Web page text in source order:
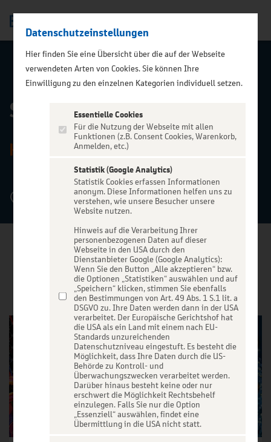
ZURÜCK ZUR STARTSEITE
Schützenplatz Hannover
HANNOVER
Am Schützenplatz, 30169 Hannover
VERANSTALTUNGEN
Datenschutzeinstellungen
Hier finden Sie eine Übersicht über die auf der Webseite
verwendeten Arten von Cookies. Sie können Ihre
Einwilligung zu den einzelnen Kategorien individuell setzen.
Essentielle Cookies
Für die Nutzung der Webseite mit allen
Funktionen (z.B. Consent Cookies, Warenkorb,
Anmelden, etc.)
Statistik (Google Analytics)
Statistik Cookies erfassen Informationen
anonym. Diese Informationen helfen uns zu
verstehen, wie unsere Besucher unsere
Website nutzen.
Hinweis auf die Verarbeitung Ihrer
personenbezogenen Daten auf dieser
Webseite in den USA durch den
Dienstanbieter Google (Google Analytics):
Wenn Sie den Button „Alle akzeptieren“ bzw.
die Optionen „Statistiken“ auswählen und auf
„Speichern“ klicken, stimmen Sie ebenfalls
den Bestimmungen von Art. 49 Abs. 1 S.1 lit. a
DSGVO zu. Ihre Daten werden dann in der USA
verarbeitet. Der Europäische Gerichtshof hat
die USA als ein Land mit einem nach EU-
Standards unzureichenden
Datenschutzniveau eingestuft. Es besteht die
Möglichkeit, dass Ihre Daten durch die US-
Behörde zu Kontroll- und
Überwachungszwecken verarbeitet werden.
Darüber hinaus besteht keine oder nur
erschwert die Möglichkeit Rechtsbehelf
einzulegen. Falls Sie nur die Option
„Essenziell“ auswählen, findet eine
Übermittlung in die USA nicht statt.